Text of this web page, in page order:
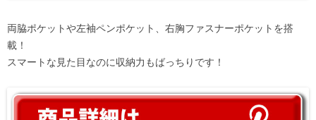
両脇ポケットや左袖ペンポケット、右胸ファスナーポケットを搭
載！
スマートな見た目なのに収納力もばっちりです！